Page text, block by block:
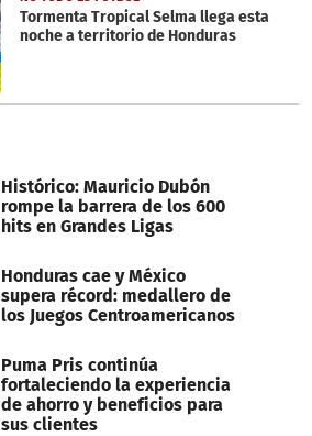
Tormenta Tropical Selma llega esta
noche a territorio de Honduras
Histórico: Mauricio Dubón
rompe la barrera de los 600
hits en Grandes Ligas
Honduras cae y México
supera récord: medallero de
los Juegos Centroamericanos
Puma Pris continúa
fortaleciendo la experiencia
de ahorro y beneficios para
sus clientes